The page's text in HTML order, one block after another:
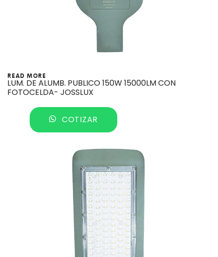
READ MORE
LUM. DE ALUMB. PUBLICO 150W 15000LM CON
FOTOCELDA- JOSSLUX
COTIZAR